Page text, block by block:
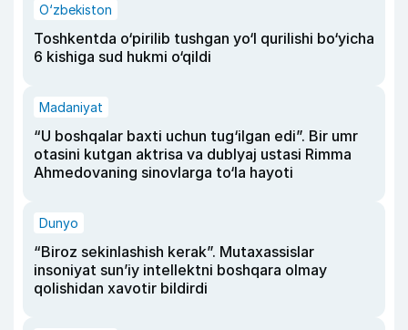
O‘zbekiston
Toshkentda o‘pirilib tushgan yo‘l qurilishi bo‘yicha
6 kishiga sud hukmi o‘qildi
Madaniyat
“U boshqalar baxti uchun tug‘ilgan edi”. Bir umr
otasini kutgan aktrisa va dublyaj ustasi Rimma
Ahmedovaning sinovlarga to‘la hayoti
Dunyo
“Biroz sekinlashish kerak”. Mutaxassislar
insoniyat sun’iy intellektni boshqara olmay
qolishidan xavotir bildirdi